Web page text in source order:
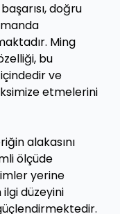
doğru
Ming
bu
ve
etmelerini
alakasını
ölçüde
yerine
ilgi düzeyini